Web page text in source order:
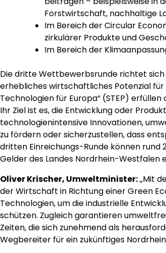
Forstwirtschaft, nachhaltige
Im Bereich der Circular
zirkulärer Produkte und
Im Bereich der
Die dritte Wettbewerbsrunde richtet sich
erhebliches wirtschaftliches Potenzial
Technologien für Europa“ (STEP)
Ihr Ziel ist es, die Entwicklung oder
technologienintensive Innovationen,
zu fördern oder sicherzustellen, dass
dritten Einreichungs-Runde können rund
Gelder des Landes Nordrhein-Westfalen
Oliver Krischer, Umweltminister:„Mit
der Wirtschaft in Richtung einer Green
Technologien, um die industrielle
schützen. Zugleich garantieren
Zeiten, die sich zunehmend als
Wegbereiter für ein zukünftiges